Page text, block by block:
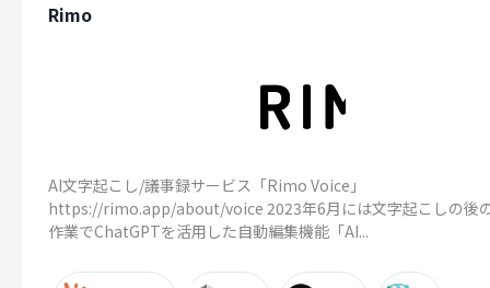
Rimo
AI文字起こし/議事録サービス「Rimo Voice」
https://rimo.app/about/voice 2023年6月には文字起こしの後
作業でChatGPTを活用した自動編集機能「AI...